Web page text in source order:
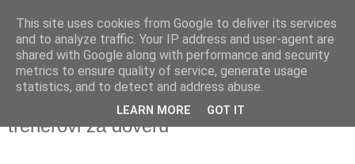
Marko Daňo: Gólom som sa odvďačil
trenérovi za dôveru
This site uses cookies from Google to deliver its services
and to analyze traffic. Your IP address and user-agent are
shared with Google along with performance and security
metrics to ensure quality of service, generate usage
statistics, and to detect and address abuse.
LEARN MORE GOT IT